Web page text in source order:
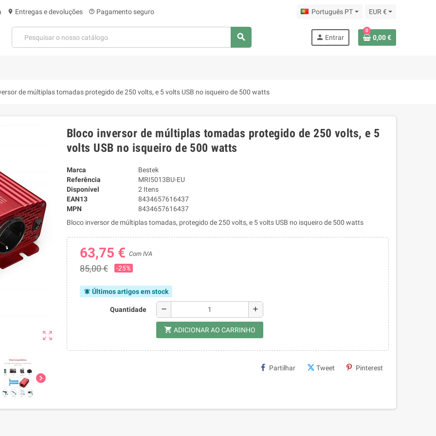
location_on Entregas e devoluções help_outline Pagamento seguro Português PT EUR €
search person Entrar
0
0,00 €
de múltiplas tomadas protegido de 250 volts, e 5 volts USB no isqueiro de 500 watts
zoom_out_map
chevron_right
Bloco inversor de múltiplas tomadas protegido de 250 volts, e 5
volts USB no isqueiro de 500 watts
Marca
Bestek
Referência
MRI5013BU-EU
Disponível
2 Itens
EAN13
8434657616437
MPN
8434657616437
Bloco inversor de múltiplas tomadas, protegido de 250 volts, e 5 volts USB no isqueiro de 500 watts
63,75 € Com IVA
85,00 € -25%
notifications_active Últimos artigos em stock
Quantidade remove add
shopping_cart ADICIONAR AO CARRINHO
Partilhar Tweet Pinterest